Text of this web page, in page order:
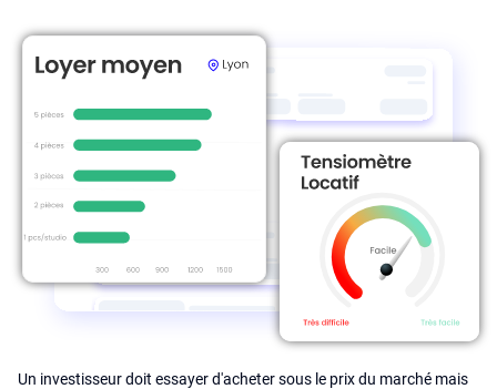
Un investisseur doit essayer d'acheter sous le prix du marché mais